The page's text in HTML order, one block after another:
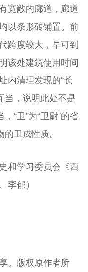
宽敞的廊道，廊道
以条形砖铺置。前
跨度较大，早可到
该处建筑使用时间
内清理发现的“长
当，说明此处不是
“卫”为“卫尉”的省
卫戍性质。
和学习委员会《西
李郁）
。版权原作者所